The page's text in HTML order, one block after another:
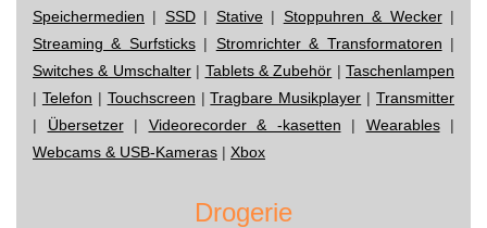
Speichermedien | SSD| Stative| Stoppuhren & Wecker|
Streaming & Surfsticks| Stromrichter & Transformatoren |
Switches & Umschalter| Tablets & Zubehör | Taschenlampen
| Telefon | Touchscreen |Tragbare Musikplayer | Transmitter
| Übersetzer| Videorecorder & -kasetten | Wearables|
Webcams & USB-Kameras | Xbox
Drogerie